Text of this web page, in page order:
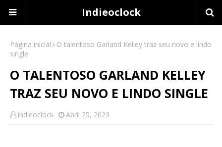
Indieoclock
Página inicial
O talentoso Garland Kelley traz seu novo e lindo
single
O TALENTOSO GARLAND KELLEY
TRAZ SEU NOVO E LINDO SINGLE
indieoclock Abril 25, 2023